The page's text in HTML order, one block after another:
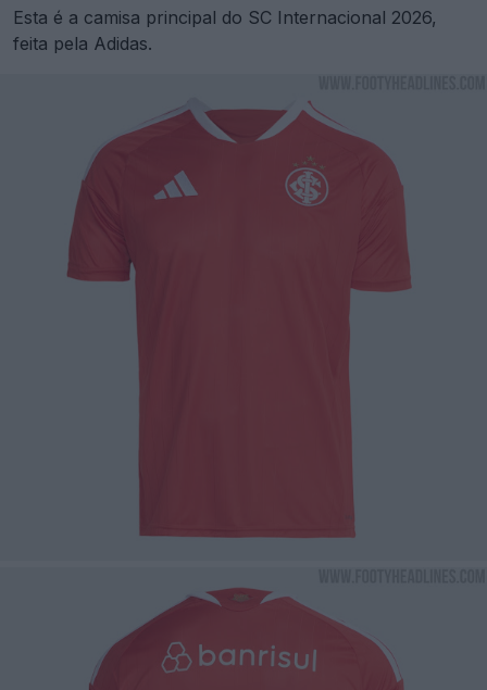
Esta é a camisa principal do SC Internacional 2026,
feita pela Adidas.